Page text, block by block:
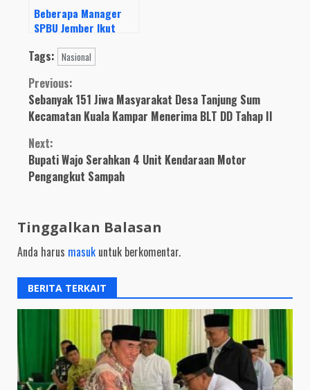
Beberapa Manager
SPBU Jember Ikut
Tertangkapnya NK
Palak
Tags: Nasional
Continue
Reading
Previous:
Sebanyak 151 Jiwa Masyarakat Desa Tanjung Sum
Kecamatan Kuala Kampar Menerima BLT DD Tahap II
Next:
Bupati Wajo Serahkan 4 Unit Kendaraan Motor
Pengangkut Sampah
Tinggalkan Balasan
Anda harus masuk untuk berkomentar.
BERITA TERKAIT